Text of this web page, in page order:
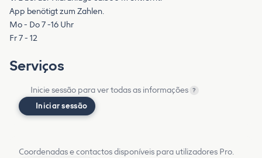
App benötigt zum Zahlen.
Mo - Do 7 -16 Uhr
Fr 7 - 12
Serviços
Inicie sessão para ver todas as informações ?
Iniciar sessão
Coordenadas e contactos disponíveis para utilizadores Pro.